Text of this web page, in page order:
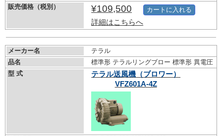
販売価格（税別）
¥109,500
詳細はこちらへ
カートに入れる
メーカー名
テラル
品名
標準形 テラルリングブロー 標準形 異電圧
型 式
テラル送風機（ブロワー）
VFZ601A-4Z